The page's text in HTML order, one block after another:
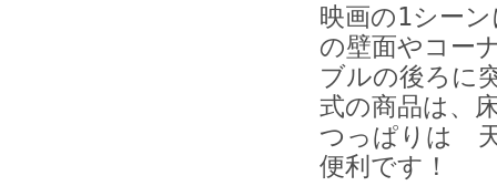
映画の1シー
の壁面やコー
ブルの後ろに
式の商品は、
つっぱりは
便利です！